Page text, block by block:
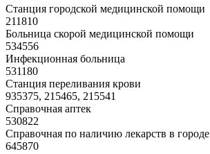
Станция городской медицинской помощи
211810
Больница скорой медицинской помощи
534556
Инфекционная больница
531180
Станция переливания крови
935375, 215465, 215541
Справочная аптек
530822
Справочная по наличию лекарств в городе
645870